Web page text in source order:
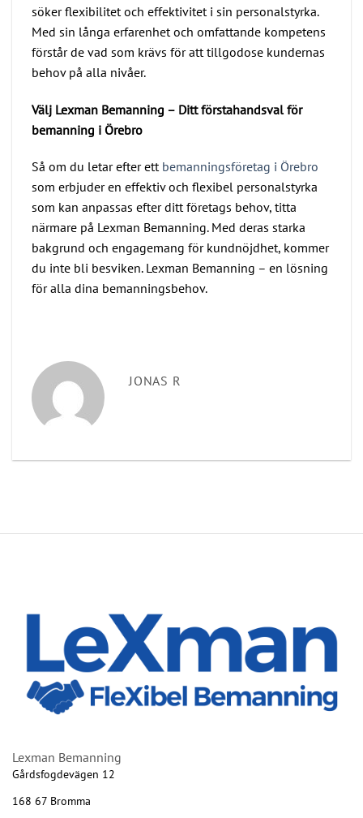
söker flexibilitet och effektivitet i sin personalstyrka.
Med sin långa erfarenhet och omfattande kompetens
förstår de vad som krävs för att tillgodose kundernas
behov på alla nivåer.
Välj Lexman Bemanning – Ditt förstahandsval för
bemanning i Örebro
Så om du letar efter ett bemanningsföretag i Örebro
som erbjuder en effektiv och flexibel personalstyrka
som kan anpassas efter ditt företags behov, titta
närmare på Lexman Bemanning. Med deras starka
bakgrund och engagemang för kundnöjdhet, kommer
du inte bli besviken. Lexman Bemanning – en lösning
för alla dina bemanningsbehov.
JONAS R
Lexman Bemanning
Gårdsfogdevägen 12
168 67 Bromma